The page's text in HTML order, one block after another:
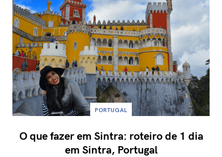
PORTUGAL
O que fazer em Sintra: roteiro de 1 dia
em Sintra, Portugal